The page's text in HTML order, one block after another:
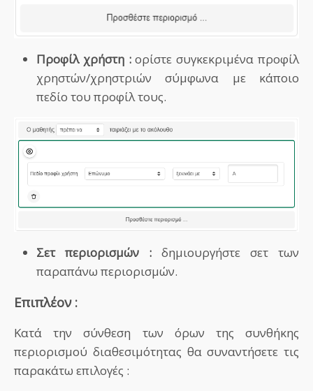
Προφίλ χρήστη :ορίστε συγκεκριμένα προφίλ
χρηστών/χρηστριών σύμφωνα με κάποιο
πεδίο του προφίλ τους.
Σετ περιορισμών : δημιουργήστε σετ των
παραπάνω περιορισμών.
Επιπλέον :
Κατά την σύνθεση των όρων της συνθήκης
περιορισμού διαθεσιμότητας θα συναντήσετε τις
παρακάτω επιλογές :